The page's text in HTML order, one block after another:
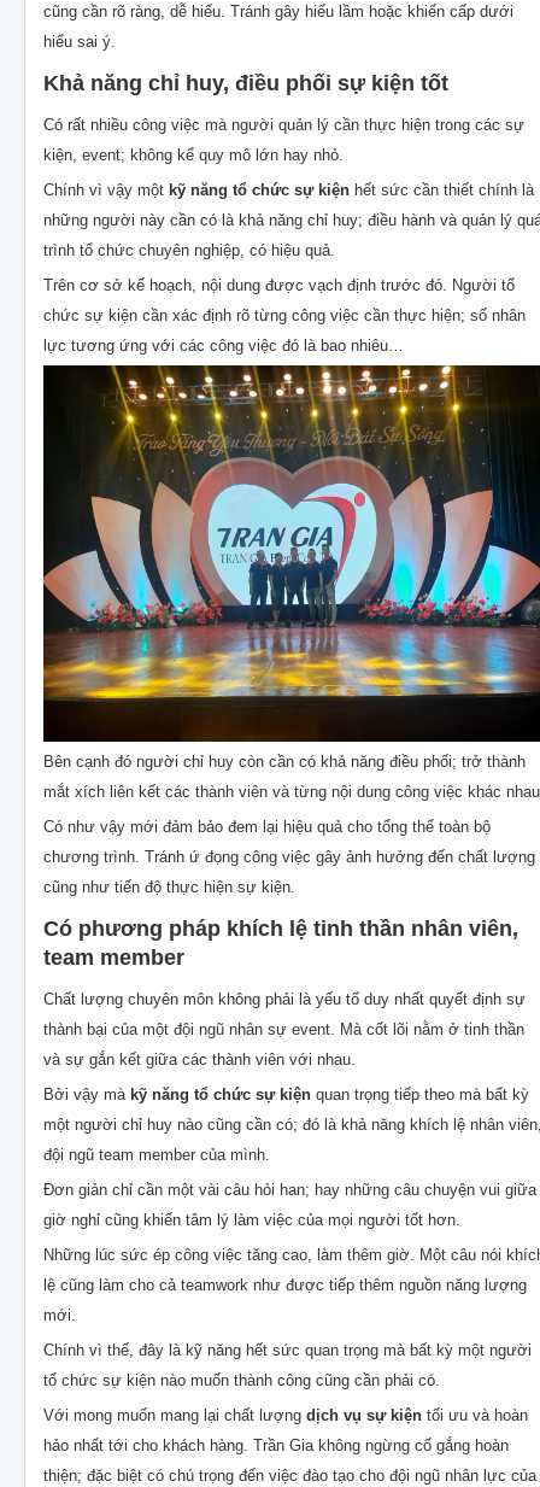
cũng cần rõ ràng, dễ hiểu. Tránh gây hiểu lầm hoặc khiến cấp dưới
hiểu sai ý.
Khả năng chỉ huy, điều phối sự kiện tốt
Có rất nhiều công việc mà người quản lý cần thực hiện trong các sự
kiện, event; không kể quy mô lớn hay nhỏ.
Chính vì vậy một kỹ năng tổ chức sự kiện hết sức cần thiết chính là
những người này cần có là khả năng chỉ huy; điều hành và quản lý
trình tổ chức chuyên nghiệp, có hiệu quả.
Trên cơ sở kế hoạch, nội dung được vạch định trước đó. Người tổ
chức sự kiện cần xác định rõ từng công việc cần thực hiện; số nhân
lực tương ứng với các công việc đó là bao nhiêu…
Bên cạnh đó người chỉ huy còn cần có khả năng điều phối; trở thành
mắt xích liên kết các thành viên và từng nội dung công việc khác
Có như vậy mới đảm bảo đem lại hiệu quả cho tổng thể toàn bộ
chương trình. Tránh ứ đọng công việc gây ảnh hưởng đến chất lượng
cũng như tiến độ thực hiện sự kiện.
Có phương pháp khích lệ tinh thần nhân viên,
team member
Chất lượng chuyên môn không phải là yếu tố duy nhất quyết định sự
thành bại của một đội ngũ nhân sự event. Mà cốt lõi nằm ở tinh thần
và sự gắn kết giữa các thành viên với nhau.
Bởi vậy mà kỹ năng tổ chức sự kiện quan trọng tiếp theo mà bất kỳ
một người chỉ huy nào cũng cần có; đó là khả năng khích lệ nhân
đội ngũ team member của mình.
Đơn giản chỉ cần một vài câu hỏi han; hay những câu chuyện vui giữa
giờ nghỉ cũng khiến tâm lý làm việc của mọi người tốt hơn.
Những lúc sức ép công việc tăng cao, làm thêm giờ. Một câu nói
lệ cũng làm cho cả teamwork như được tiếp thêm nguồn năng lượng
mới.
Chính vì thế, đây là kỹ năng hết sức quan trọng mà bất kỳ một người
tổ chức sự kiện nào muốn thành công cũng cần phải có.
Với mong muốn mang lại chất lượng dịch vụ sự kiện tối ưu và hoàn
hảo nhất tới cho khách hàng. Trần Gia không ngừng cố gắng hoàn
thiện; đặc biệt có chú trọng đến việc đào tạo cho đội ngũ nhân lực của